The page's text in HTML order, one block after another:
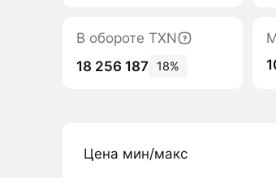
В обороте TXN
18 256 187
18%
Цена мин/макс